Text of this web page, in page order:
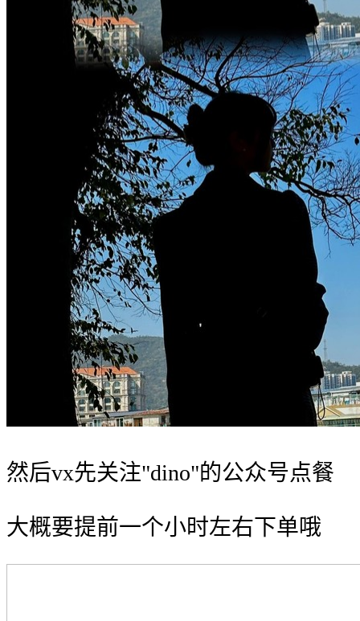
然后vx先关注"dino"的公众号点餐
大概要提前一个小时左右下单哦